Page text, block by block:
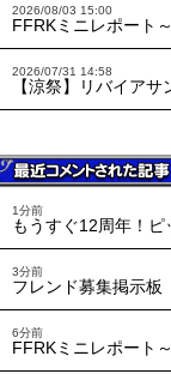
2026/08/03 15:00
FFRKミニレポート
2026/07/31 14:58
【涼祭】リバイア
1分前
もうすぐ12周年！
3分前
フレンド募集掲示板
6分前
FFRKミニレポート